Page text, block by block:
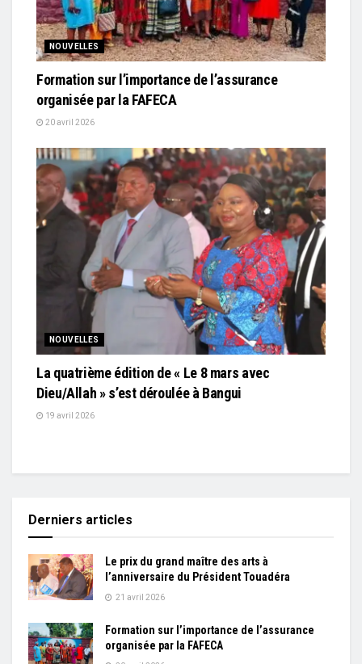
NOUVELLES
Formation sur l’importance de l’assurance
organisée par la FAFECA
20 avril 2026
NOUVELLES
La quatrième édition de « Le 8 mars avec
Dieu/Allah » s’est déroulée à Bangui
19 avril 2026
Derniers articles
Le prix du grand maître des arts à
l’anniversaire du Président Touadéra
21 avril 2026
Formation sur l’importance de l’assurance
organisée par la FAFECA